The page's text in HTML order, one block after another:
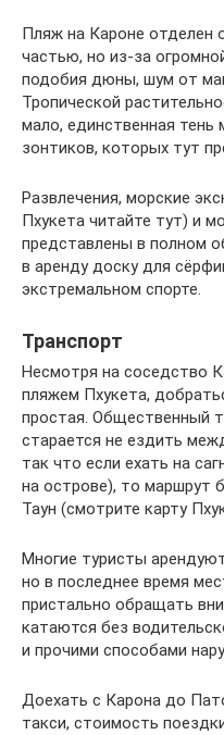
Пляж на Кароне отделен
частью, но из-за
подобия дюны, шум от
Тропической
мало, единственная
зонтиков, которых тут
Развлечения, морские
Пхукета читайте тут) и
представлены в полном
в аренду доску для
экстремальном спорте.
Транспорт
Несмотря на соседство
пляжем Пхукета,
простая. Общественный
старается не ездить
так что если ехать на
на острове), то маршрут
Таун (смотрите карту
Многие туристы
но в последнее время
пристально обращать
катаются без
и прочими способами
Доехать с Карона до
такси, стоимость